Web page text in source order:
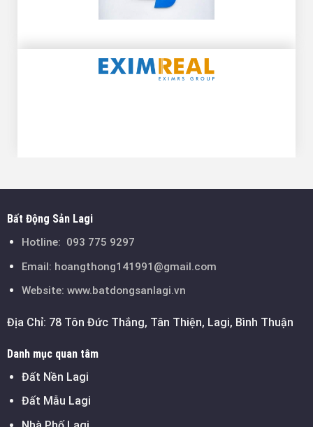
Bất Động Sản Lagi
Hotline: 093 775 9297
Email: hoangthong141991@gmail.com
Website: www.batdongsanlagi.vn
Địa Chỉ: 78 Tôn Đức Thắng, Tân Thiện, Lagi, Bình Thuận
Danh mục quan tâm
Đất Nền Lagi
Đất Mẫu Lagi